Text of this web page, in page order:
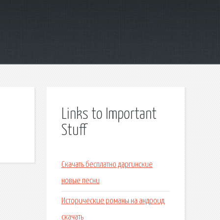
Links to Important
Stuff
Скачать бесплатно даргинские
новые песни
Исторические романы на андроид
скачать